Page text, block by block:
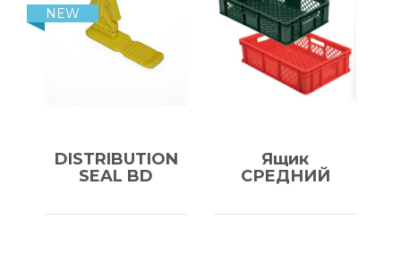
DISTRIBUTION
SEAL BD
NEW
Ящик
СРЕДНИЙ